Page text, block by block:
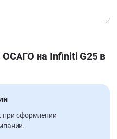
на Infiniti G25 в
при оформлении